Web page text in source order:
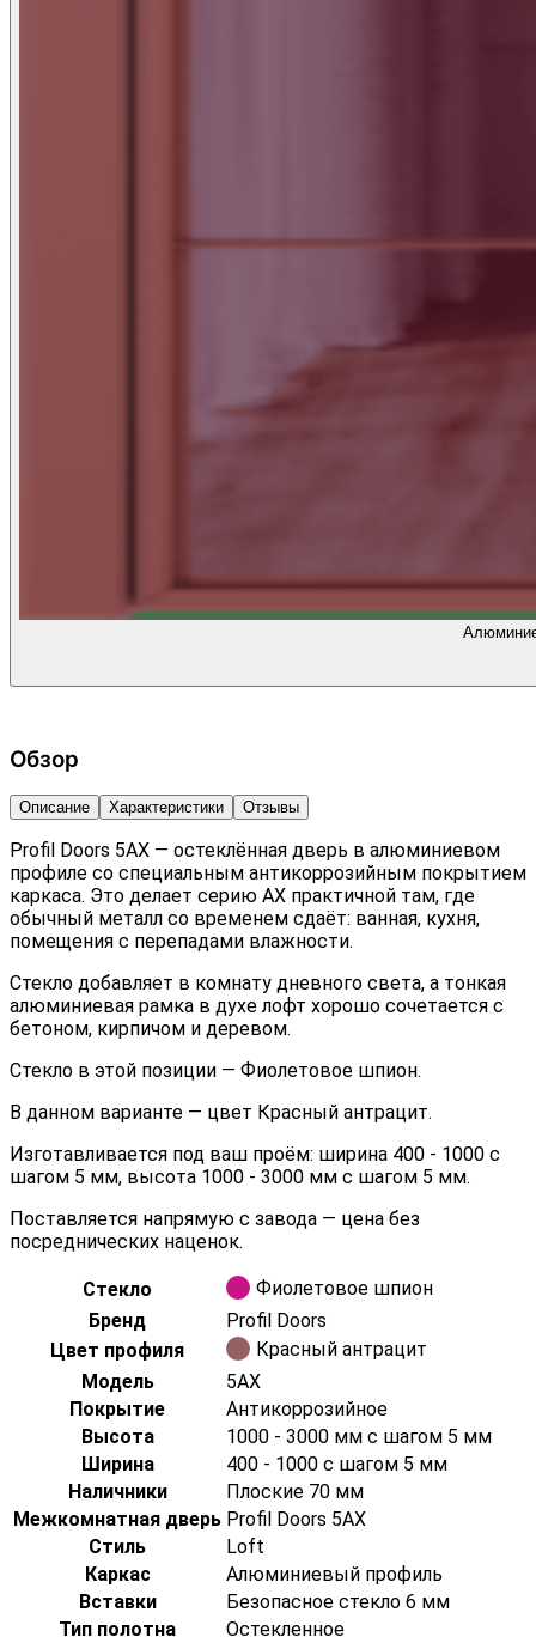
Обзор
Описание Характеристики Отзывы
Profil Doors 5AX — остеклённая дверь в алюминиевом
профиле со специальным антикоррозийным покрытием
каркаса. Это делает серию AX практичной там, где
обычный металл со временем сдаёт: ванная, кухня,
помещения с перепадами влажности.
Стекло добавляет в комнату дневного света, а тонкая
алюминиевая рамка в духе лофт хорошо сочетается с
бетоном, кирпичом и деревом.
Стекло в этой позиции — Фиолетовое шпион.
В данном варианте — цвет Красный антрацит.
Изготавливается под ваш проём: ширина 400 - 1000 с
шагом 5 мм, высота 1000 - 3000 мм с шагом 5 мм.
Поставляется напрямую с завода — цена без
посреднических наценок.
Стекло
Фиолетовое шпион
Бренд
Profil Doors
Цвет профиля
Красный антрацит
Модель
5AX
Покрытие
Антикоррозийное
Высота
1000 - 3000 мм с шагом 5 мм
Ширина
400 - 1000 с шагом 5 мм
Наличники
Плоские 70 мм
Межкомнатная дверь Profil Doors 5AX
Стиль
Loft
Каркас
Алюминиевый профиль
Вставки
Безопасное стекло 6 мм
Тип полотна
Остекленное